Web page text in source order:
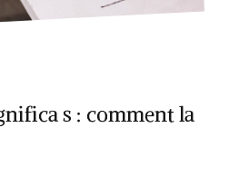
s : comment la